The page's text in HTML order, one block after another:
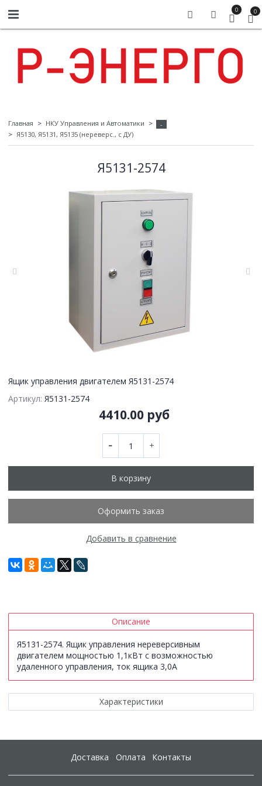
0 0
Главная НКУ Управления и Автоматики
-
Я5130, Я5131, Я5135 (нереверс., с ДУ)
Я5131-2574
Ящик управления двигателем Я5131-2574
Артикул: Я5131-2574
4410.00 руб
В корзину
Оформить заказ
Добавить в сравнение
Описание
Я5131-2574. Ящик управления нереверсивным
двигателем мощностью 1,1кВт с возможностью
удаленного управления, ток ящика 3,0А
Характеристики
Доставка Оплата Контакты